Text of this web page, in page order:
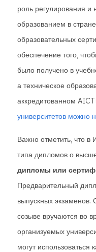
роль регулирования и
образованием в
образовательных
обеспечение того,
было получено в
а техническое
аккредитованном
университетов можно
Важно отметить, что в
типа дипломов о
дипломы или
Предварительный
выпускных
созыве вручаются во
организуемых
могут